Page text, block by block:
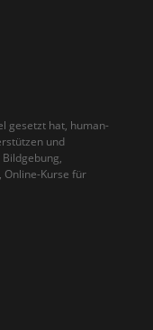
gesetzt hat, human-
und
Online-Kurse für